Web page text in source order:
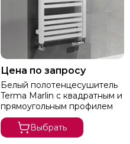
Цена по запросу
Белый полотенцесушитель
Terma Marlin с квадратным и
прямоугольным профилем
Выбрать